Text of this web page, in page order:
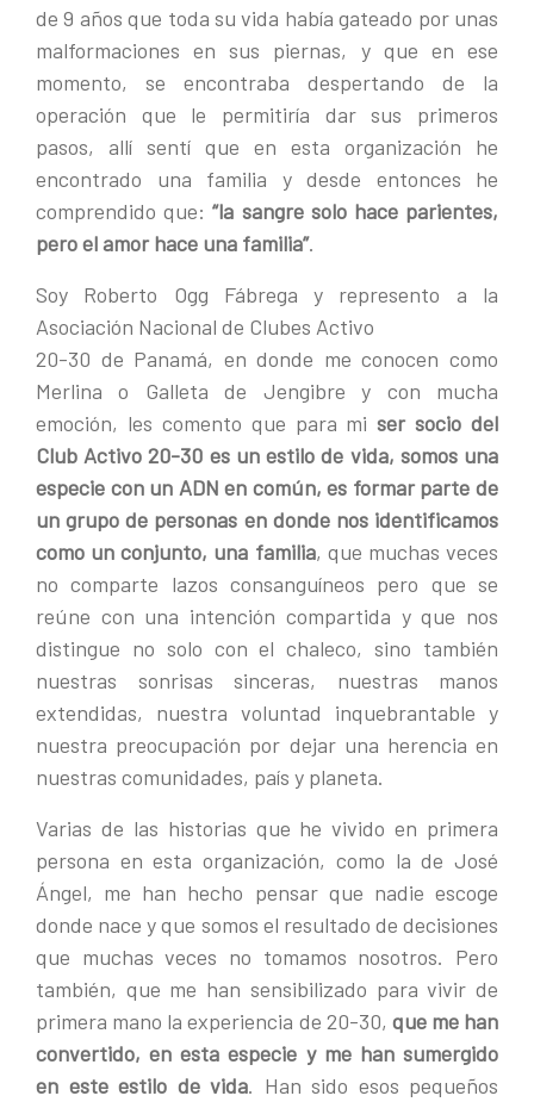
de 9 años que toda su vida había gateado por unas
malformaciones en sus piernas, y que en ese
momento, se encontraba despertando de la
operación que le permitiría dar sus primeros
pasos, allí sentí que en esta organización he
encontrado una familia y desde entonces he
comprendido que:“la sangre solo hace parientes,
pero el amor hace una familia”.
Soy Roberto Ogg Fábrega y represento a la
Asociación Nacional de Clubes Activo
20-30 de Panamá, en donde me conocen como
Merlina o Galleta de Jengibre y con mucha
emoción, les comento que para miser socio del
Club Activo 20-30 es un estilo de vida, somos una
especie con un ADN en común, es formar parte de
un grupo de personas en donde nos identificamos
como un conjunto, una familia, que muchas veces
no comparte lazos consanguíneos pero que se
reúne con una intención compartida y que nos
distingue no solo con el chaleco, sino también
nuestras sonrisas sinceras, nuestras manos
extendidas, nuestra voluntad inquebrantable y
nuestra preocupación por dejar una herencia en
nuestras comunidades, país y planeta.
Varias de las historias que he vivido en primera
persona en esta organización, como la de José
Ángel, me han hecho pensar que nadie escoge
donde nace y que somos el resultado de decisiones
que muchas veces no tomamos nosotros. Pero
también, que me han sensibilizado para vivir de
primera mano la experiencia de 20-30, que me han
convertido, en esta especie y me han sumergido
en este estilo de vida. Han sido esos pequeños